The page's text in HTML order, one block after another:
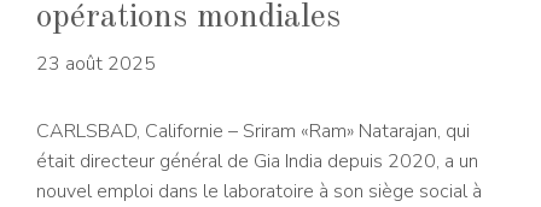
opérations mondiales
23 août 2025
CARLSBAD, Californie – Sriram «Ram» Natarajan, qui
était directeur général de Gia India depuis 2020, a un
nouvel emploi dans le laboratoire à son siège social à